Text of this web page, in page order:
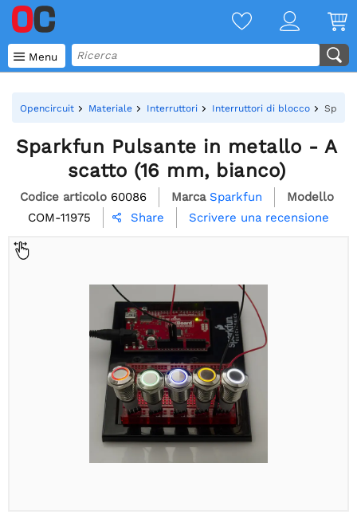
 Menu
Opencircuit Materiale Interruttori Interruttori di blocco
Sparkfun Pulsante in metallo - A
scatto (16 mm, bianco)
Codice articolo 60086 Marca Sparkfun
Modello
COM-11975
 Share Scrivere una recensione